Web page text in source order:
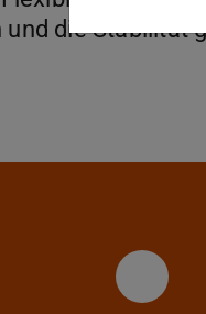
die Stabilität